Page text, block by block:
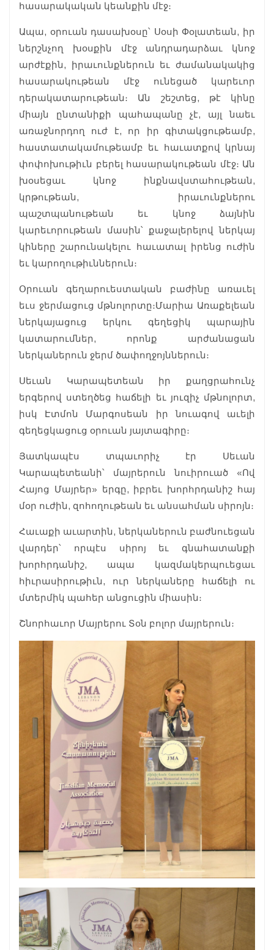
հասարակական կեանքին մէջ։
Ապա, օրուան դասախօսը՝ Սօսի Փօլատեան, իր
ներշնչող խօսքին մէջ անդրադարձաւ կնոջ
արժէքին, իրաւունքներուն եւ ժամանակակից
հասարակութեան մէջ ունեցած կարեւոր
դերակատարութեան։ Ան շեշտեց, թէ կինը
միայն ընտանիքի պահապանը չէ, այլ նաեւ
առաջնորդող ուժ է, որ իր գիտակցութեամբ,
հաստատակամութեամբ եւ հաւատքով կրնայ
փոփոխութիւն բերել հասարակութեան մէջ։ Ան
խօսեցաւ կնոջ ինքնավստահութեան,
կրթութեան, իրաւունքներու
պաշտպանութեան եւ կնոջ ձայնին
կարեւորութեան մասին՝ քաջալերելով ներկայ
կիները շարունակելու հաւատալ իրենց ուժին
եւ կարողութիւններուն։
Օրուան գեղարուեստական բաժինը առաւել
եւս ջերմացուց մթնոլորտը։ Մարիա Առաքելեան
ներկայացուց երկու գեղեցիկ պարային
կատարումներ, որոնք արժանացան
ներկաներուն ջերմ ծափողջոյններուն։
Սեւան Կարապետեան իր քաղցրահունչ
երգերով ստեղծեց հաճելի եւ յուզիչ մթնոլորտ,
իսկ Էտմոն Մարգոսեան իր նուագով աւելի
գեղեցկացուց օրուան յայտագիրը։
Յատկապէս տպաւորիչ էր Սեւան
Կարապետեանի՝ մայրերուն նուիրուած «Ով
Հայոց Մայրեր» երգը, իբրեւ խորհրդանիշ հայ
մօր ուժին, զոհողութեան եւ անսահման սիրոյն։
Հաւաքի աւարտին, ներկաներուն բաժնուեցան
վարդեր՝ որպէս սիրոյ եւ գնահատանքի
խորհրդանիշ, ապա կազմակերպուեցաւ
հիւրասիրութիւն, ուր ներկաները հաճելի ու
մտերմիկ պահեր անցուցին միասին։
Շնորհաւոր Մայրերու Տօն բոլոր մայրերուն։